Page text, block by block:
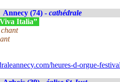
Annecy (74) - cathédrale
Italia”
heures-d-orgue-